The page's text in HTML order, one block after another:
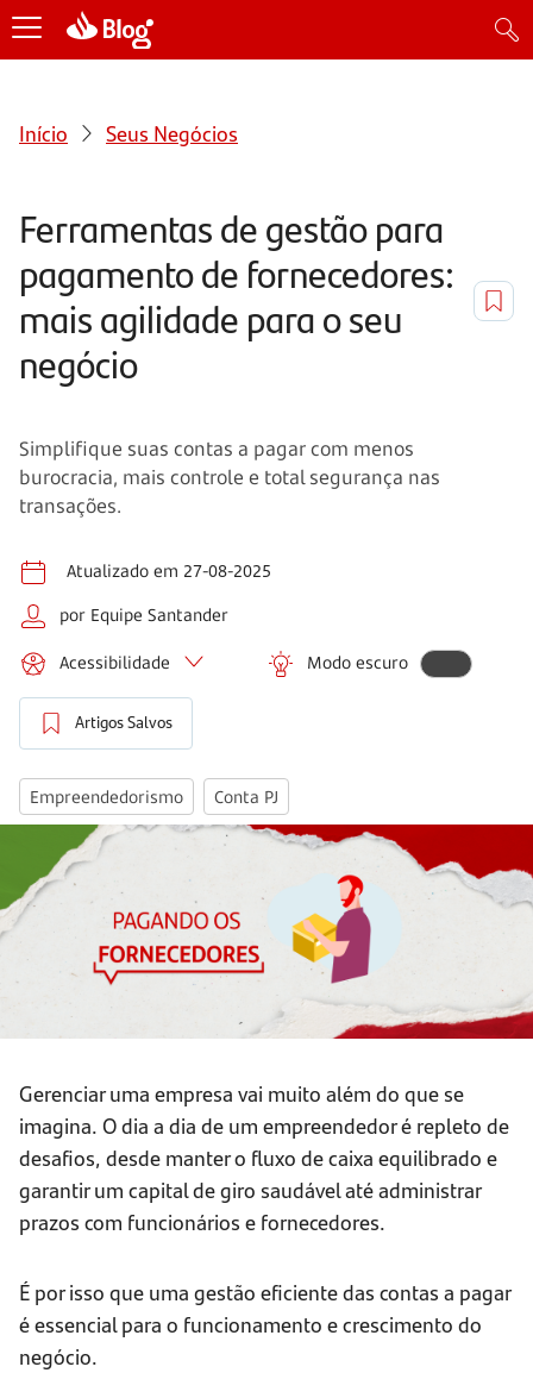
Início Seus Negócios
Ferramentas de gestão para
pagamento de fornecedores:
mais agilidade para o seu
negócio
Simplifique suas contas a pagar com menos
burocracia, mais controle e total segurança nas
transações.
Atualizado em 27-08-2025
por Equipe Santander
Acessibilidade Modo escuro
Artigos Salvos
Empreendedorismo Conta PJ
Gerenciar uma empresa vai muito além do que se
imagina. O dia a dia de um empreendedor é repleto de
desafios, desde manter o fluxo de caixa equilibrado e
garantir um capital de giro saudável até administrar
prazos com funcionários e fornecedores.
É por isso que uma gestão eficiente das contas a pagar
é essencial para o funcionamento e crescimento do
negócio.